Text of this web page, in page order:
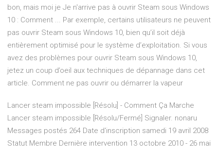
bon, mais moi je Je n'arrive pas à ouvrir Steam sous Windows
10 : Comment ... Par exemple, certains utilisateurs ne peuvent
pas ouvrir Steam sous Windows 10, bien qu’il soit déjà
entièrement optimisé pour le système d’exploitation. Si vous
avez des problèmes pour ouvrir Steam sous Windows 10,
jetez un coup d’oeil aux techniques de dépannage dans cet
article. Comment ne pas ouvrir ou démarrer la vapeur
Lancer steam impossible [Résolu] - Comment Ça Marche
Lancer steam impossible [Résolu/Fermé] Signaler. nonaru
Messages postés 264 Date d'inscription samedi 19 avril 2008
Statut Membre Dernière intervention 13 octobre 2010 - 26 mai